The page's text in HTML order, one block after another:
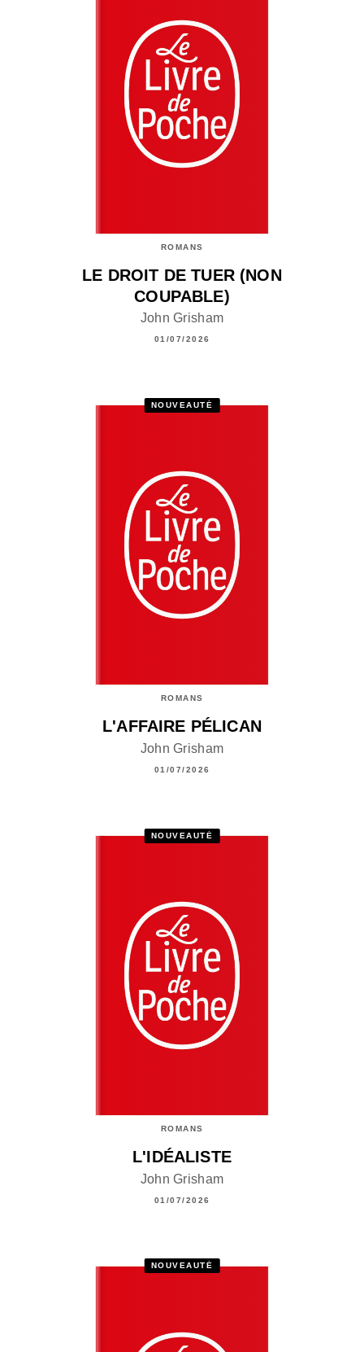
ROMANS
LE DROIT DE TUER (NON
COUPABLE)
John Grisham
01/07/2026
NOUVEAUTÉ
ROMANS
L'AFFAIRE PÉLICAN
John Grisham
01/07/2026
NOUVEAUTÉ
ROMANS
L'IDÉALISTE
John Grisham
01/07/2026
NOUVEAUTÉ